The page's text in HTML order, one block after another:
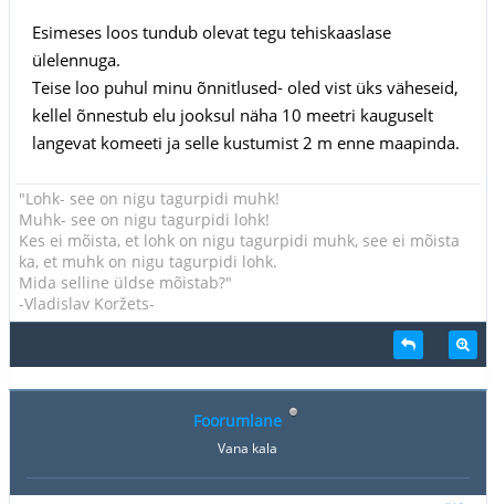
Esimeses loos tundub olevat tegu tehiskaaslase
ülelennuga.
Teise loo puhul minu õnnitlused- oled vist üks väheseid,
kellel õnnestub elu jooksul näha 10 meetri kauguselt
langevat komeeti ja selle kustumist 2 m enne maapinda.
"Lohk- see on nigu tagurpidi muhk!
Muhk- see on nigu tagurpidi lohk!
Kes ei mõista, et lohk on nigu tagurpidi muhk, see ei mõista
ka, et muhk on nigu tagurpidi lohk.
Mida selline üldse mõistab?"
-Vladislav Koržets-
Foorumlane
Vana kala